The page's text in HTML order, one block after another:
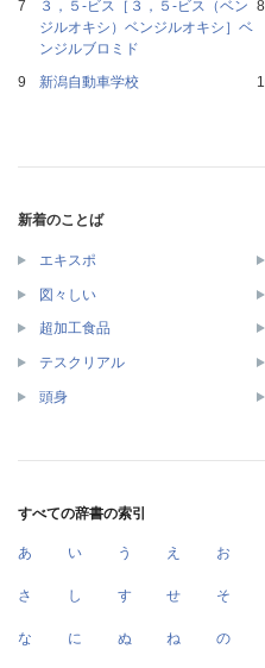
３，５‐ビス［３，５‐ビス（ベン
ジルオキシ）ベンジルオキシ］ベ
ンジルブロミド
新潟自動車学校
新着のことば
エキスポ
図々しい
超加工食品
テスクリアル
頭身
すべての辞書の索引
あ い う え お
さ し す せ そ
な に ぬ ね の